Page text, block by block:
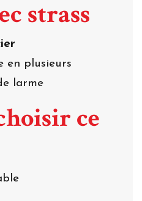
strass
en plusieurs
larme
ce